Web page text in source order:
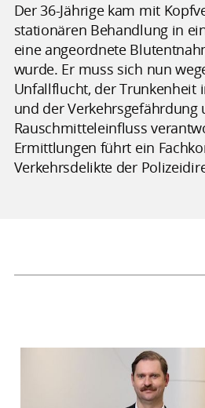
Der 36-Jährige kam mit
stationären Behandlung in
eine angeordnete
wurde. Er muss sich nun
Unfallflucht, der Trunkenheit
und der Verkehrsgefährdung
Rauschmitteleinfluss
Ermittlungen führt ein
Verkehrsdelikte der